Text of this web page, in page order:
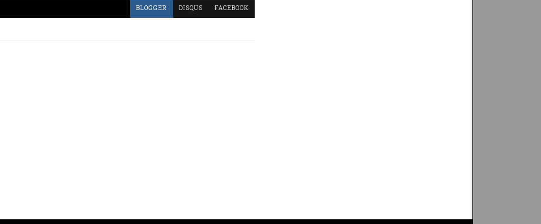
BLOGGER DISQUS FACEBOOK